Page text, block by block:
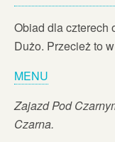
Obiad dla czterech
Dużo. Przecież to
MENU
Zajazd Pod
Czarna.